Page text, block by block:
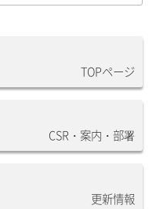
TOPページ
CSR・案内・部署
更新情報